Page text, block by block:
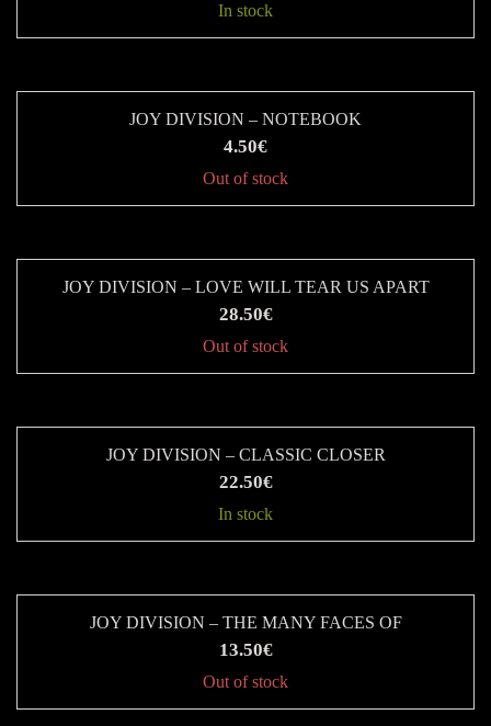
In stock
JOY DIVISION – NOTEBOOK
4.50€
Out of stock
JOY DIVISION – LOVE WILL TEAR US APART
28.50€
Out of stock
JOY DIVISION – CLASSIC CLOSER
22.50€
In stock
προϊόν
έχει
πολλαπλές
παραλλαγές.
JOY DIVISION – THE MANY FACES OF
13.50€
Out of stock